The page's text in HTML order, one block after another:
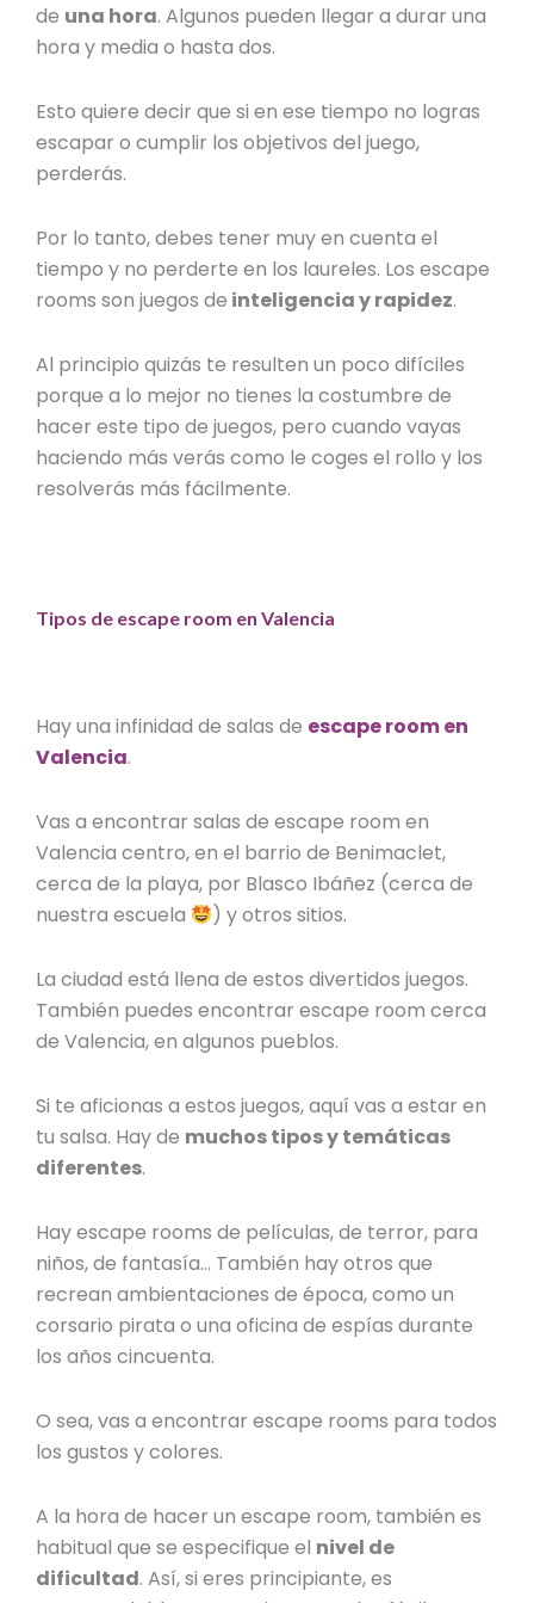
de una hora. Algunos pueden llegar a durar una
hora y media o hasta dos.
Esto quiere decir que si en ese tiempo no logras
escapar o cumplir los objetivos del juego,
perderás.
Por lo tanto, debes tener muy en cuenta el
tiempo y no perderte en los laureles. Los escape
rooms son juegos de inteligencia y rapidez.
Al principio quizás te resulten un poco difíciles
porque a lo mejor no tienes la costumbre de
hacer este tipo de juegos, pero cuando vayas
haciendo más verás como le coges el rollo y los
resolverás más fácilmente.
Tipos de escape room en Valencia
Hay una infinidad de salas de escape room en
Valencia.
Vas a encontrar salas deescape room en
Valencia centro, en el barrio de Benimaclet,
cerca de la playa, por Blasco Ibáñez (cerca de
nuestra escuela
) y otros sitios.
La ciudad está llena de estos divertidos juegos.
También puedes encontrar escape room cerca
de Valencia, en algunos pueblos.
Si te aficionas a estos juegos, aquí vas a estar en
tu salsa. Hay de muchos tipos y temáticas
diferentes.
Hay escape rooms de películas, de terror, para
niños, de fantasía… También hay otros que
recrean ambientaciones de época, como un
corsario pirata o una oficina de espías durante
los años cincuenta.
O sea, vas a encontrar escape rooms para todos
los gustos y colores.
A la hora de hacer un escape room, también es
habitual que se especifique el nivel de
dificultad. Así, si eres principiante, es